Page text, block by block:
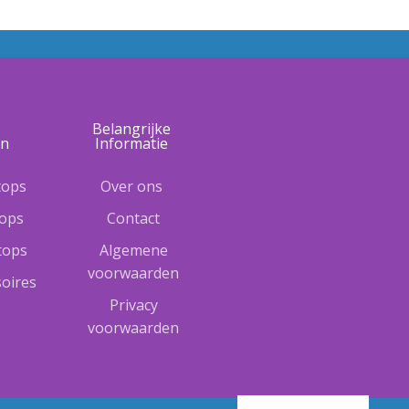
Belangrijke
Informatie
Over ons
Contact
Algemene
voorwaarden
Privacy
voorwaarden